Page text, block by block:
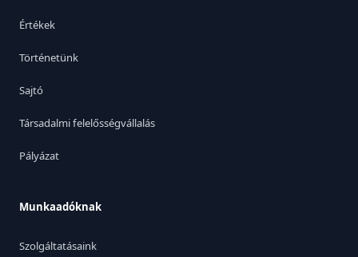
Értékek
Történetünk
Sajtó
Társadalmi felelősségvállalás
Pályázat
Munkaadóknak
Szolgáltatásaink